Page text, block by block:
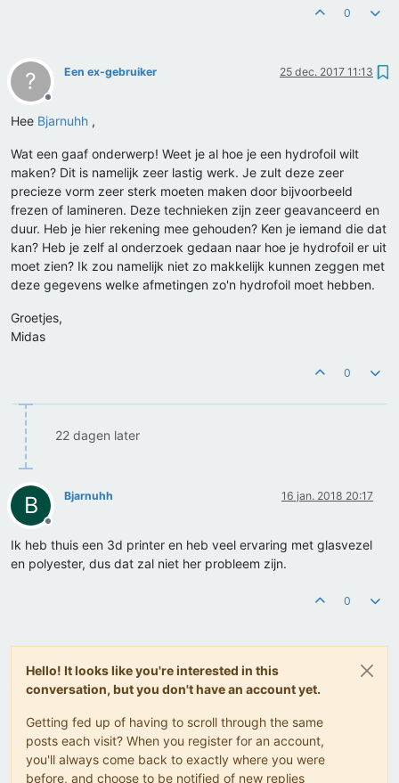
0
?
Offline
Een ex-gebruiker 25 dec. 2017 11:13
Hee Bjarnuhh ,
Wat een gaaf onderwerp! Weet je al hoe je een hydrofoil wilt
maken? Dit is namelijk zeer lastig werk. Je zult deze zeer
precieze vorm zeer sterk moeten maken door bijvoorbeeld
frezen of lamineren. Deze technieken zijn zeer geavanceerd en
duur. Heb je hier rekening mee gehouden? Ken je iemand die dat
kan? Heb je zelf al onderzoek gedaan naar hoe je hydrofoil er uit
moet zien? Ik zou namelijk niet zo makkelijk kunnen zeggen met
deze gegevens welke afmetingen zo'n hydrofoil moet hebben.
Groetjes,
Midas
0
22 dagen later
B
Offline
Bjarnuhh 16 jan. 2018 20:17
Ik heb thuis een 3d printer en heb veel ervaring met glasvezel
en polyester, dus dat zal niet her probleem zijn.
0
Hello! It looks like you're interested in this
conversation, but you don't have an account yet.
Getting fed up of having to scroll through the same
posts each visit? When you register for an account,
you'll always come back to exactly where you were
before, and choose to be notified of new replies